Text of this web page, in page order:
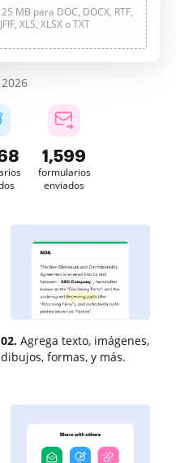
MB para DOC, DOCX, RTF,
XLS, XLSX o TXT
1,599
formularios
enviados
02. Agrega texto, imágenes,
dibujos, formas, y más.